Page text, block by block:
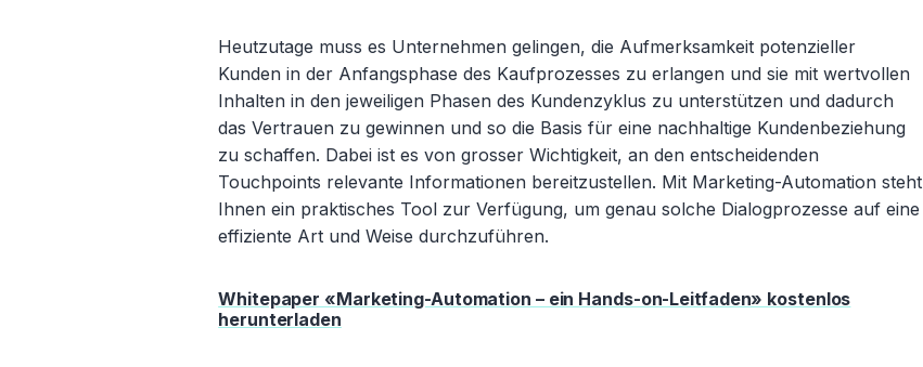
Heutzutage muss es Unternehmen gelingen, die Aufmerksamkeit potenzieller
Kunden in der Anfangsphase des Kaufprozesses zu erlangen und sie mit wertvollen
Inhalten in den jeweiligen Phasen des Kundenzyklus zu unterstützen und dadurch
das Vertrauen zu gewinnen und so die Basis für eine nachhaltige Kundenbeziehung
zu schaffen. Dabei ist es von grosser Wichtigkeit, an den entscheidenden
Touchpoints relevante Informationen bereitzustellen. Mit Marketing-Automation steht
Ihnen ein praktisches Tool zur Verfügung, um genau solche Dialogprozesse auf eine
effiziente Art und Weise durchzuführen.
Whitepaper «Marketing-Automation – ein Hands-on-Leitfaden» kostenlos
herunterladen